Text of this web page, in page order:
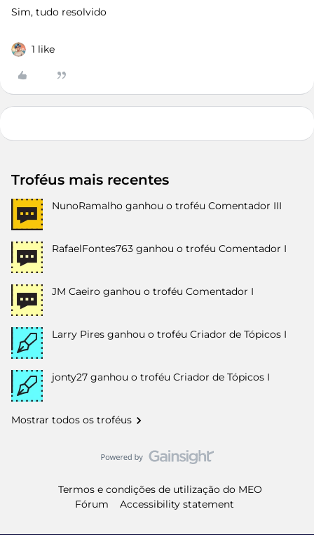
Sim, tudo resolvido
1 like
Troféus mais recentes
NunoRamalho ganhou o troféu Comentador III
RafaelFontes763 ganhou o troféu Comentador I
JM Caeiro ganhou o troféu Comentador I
Larry Pires ganhou o troféu Criador de Tópicos I
jonty27 ganhou o troféu Criador de Tópicos I
Mostrar todos os troféus
Termos e condições de utilização do MEO
Fórum
Accessibility statement